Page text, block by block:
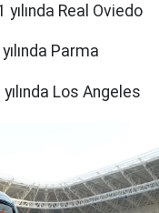
Real Oviedo
Parma
Los Angeles